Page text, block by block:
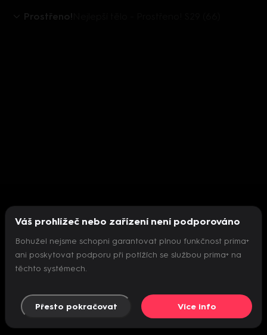
Prostřeno!
Nepodařilo se inicializovat přehrávač
Váš prohlížeč nebo zařízení není podporováno
Bohužel nejsme schopni garantovat plnou funkčnost prima+
ani poskytovat podporu při potížích se službou prima+ na
těchto systémech.
Přesto pokračovat Více info